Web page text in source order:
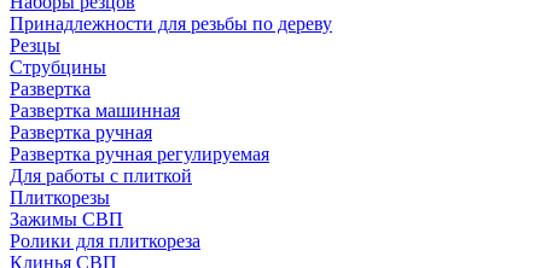
Принадлежности для резьбы по дереву
Резцы
Струбцины
Развертка
Развертка машинная
Развертка ручная
Развертка ручная регулируемая
Для работы с плиткой
Плиткорезы
Зажимы СВП
Ролики для плиткореза
Клинья СВП